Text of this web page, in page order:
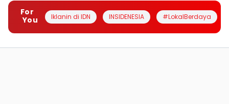
For
You
Iklanin di IDN INSIDENESIA #LokalBerdaya